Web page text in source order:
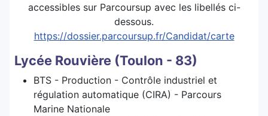
accessibles sur Parcoursup avec les libellés ci-
dessous.
https://dossier.parcoursup.fr/Candidat/carte
Lycée Rouvière (Toulon - 83)
BTS - Production - Contrôle industriel et
régulation automatique (CIRA) - Parcours
Marine Nationale